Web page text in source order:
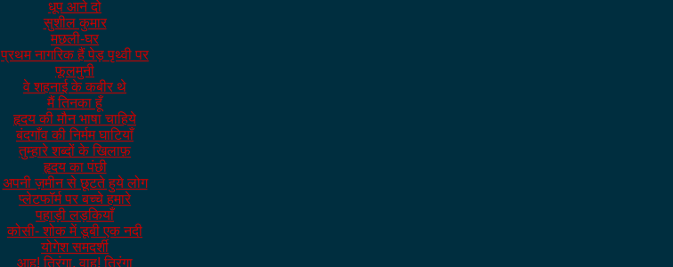
धूप आने दो
सुशील कुमार
मछली-घर
प्रथम नागरिक हैं पेड़ पृथ्वी पर
फूलमुनी
वे शहनाई के कबीर थे
मैं तिनका हूँ
हृदय की मौन भाषा चाहिये
बंदगाँव की निर्मम घाटियाँ
तुम्हारे शब्दों के खिलाफ़
हृदय का पंछी
अपनी ज़मीन से छूटते हुये लोग
प्लेटफॉर्म पर बच्चे हमारे
पहाड़ी लड़कियाँ
कोसी- शोक में डूबी एक नदी
योगेश समदर्शी
आह्! तिरंगा, वाह! तिरंगा